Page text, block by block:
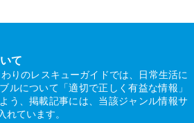
て
りのレスキューガイドでは、日常生活に
ルについて「適切で正しく有益な情報」
う、掲載記事には、当該ジャンル情報サ
れています。